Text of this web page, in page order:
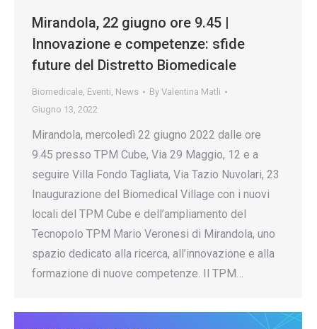
Mirandola, 22 giugno ore 9.45 |
Innovazione e competenze: sfide
future del Distretto Biomedicale
Biomedicale, Eventi, News By Valentina Matli
Giugno 13, 2022
Mirandola, mercoledì 22 giugno 2022 dalle ore
9.45 presso TPM Cube, Via 29 Maggio, 12 e a
seguire Villa Fondo Tagliata, Via Tazio Nuvolari, 23
Inaugurazione del Biomedical Village con i nuovi
locali del TPM Cube e dell’ampliamento del
Tecnopolo TPM Mario Veronesi di Mirandola, uno
spazio dedicato alla ricerca, all’innovazione e alla
formazione di nuove competenze. Il TPM…